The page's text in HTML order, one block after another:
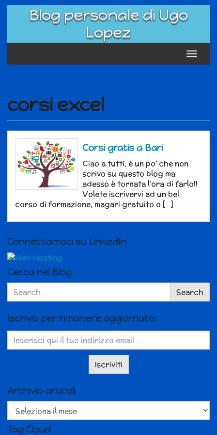
Skip
Blog personale di Ugo
Lopez
Toggle
corsi excel
Corsi gratis a Bari
Ciao a tutti, è un po’ che non
scrivo su questo blog ma
adesso è tornata l’ora di farlo!!
Volete iscrivervi ad un bel
corso di formazione, magari gratuito o […]
Connettiamoci su LinkedIn
Cerca nel Blog
Search
for:
Search
Iscriviti per rimanere aggiornato:
Archivio articoli
Archivio
articoli
Tag Cloud